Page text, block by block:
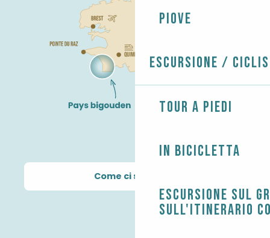
Piove
Escursione /
Tour a piedi
In bicicletta
Escursione sul
sull'itinerario
Come ci si arriva?